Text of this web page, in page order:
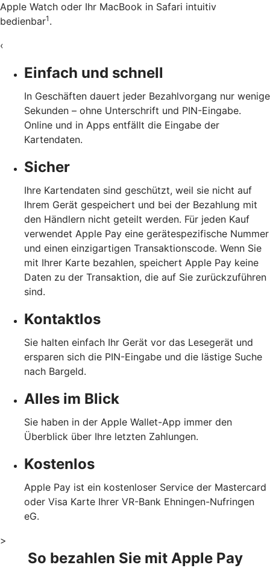
Apple Watch oder Ihr MacBook in Safari intuitiv
bedienbar1 .
‹
Einfach und schnell
In Geschäften dauert jeder Bezahlvorgang nur wenige
Sekunden – ohne Unterschrift und PIN-Eingabe.
Online und in Apps entfällt die Eingabe der
Kartendaten.
Sicher
Ihre Kartendaten sind geschützt, weil sie nicht auf
Ihrem Gerät gespeichert und bei der Bezahlung mit
den Händlern nicht geteilt werden. Für jeden Kauf
verwendet Apple Pay eine gerätespezifische Nummer
und einen einzigartigen Transaktionscode. Wenn Sie
mit Ihrer Karte bezahlen, speichert Apple Pay keine
Daten zu der Transaktion, die auf Sie zurückzuführen
sind.
Kontaktlos
Sie halten einfach Ihr Gerät vor das Lesegerät und
ersparen sich die PIN-Eingabe und die lästige Suche
nach Bargeld.
Alles im Blick
Sie haben in der Apple Wallet-App immer den
Überblick über Ihre letzten Zahlungen.
Kostenlos
Apple Pay ist ein kostenloser Service der Mastercard
oder Visa Karte Ihrer VR-Bank Ehningen-Nufringen
eG.
>
So bezahlen Sie mit Apple Pay